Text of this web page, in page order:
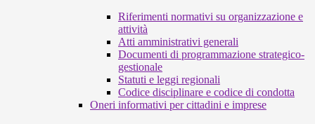
Riferimenti normativi su organizzazione e
attività
Atti amministrativi generali
Documenti di programmazione strategico-
gestionale
Statuti e leggi regionali
Codice disciplinare e codice di condotta
Oneri informativi per cittadini e imprese